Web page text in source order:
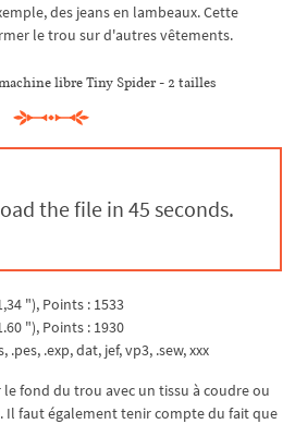
des jeans en lambeaux. Cette
le trou sur d'autres vêtements.
libre Tiny Spider - 2 tailles
the file in 44 seconds.
"), Points : 1533
"), Points : 1930
.pes, .exp, dat, jef, vp3, .sew, xxx
fond du trou avec un tissu à coudre ou
faut également tenir compte du fait que